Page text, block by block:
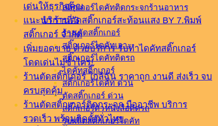
สติ๊กเกอร์ไดคัทติดกระจกร้านอาหาร
บริการที่ 3
ร้านตัดสติ๊กเกอร์
สติ๊กเกอร์ไดคัทเจาะ
สติ๊กเกอร์ไดคัทติดรถ
ไดคัทสติ๊กเกอร์
สติ๊กเกอร์ไดคัท ด่วน
ตัดสติ๊กเกอร์ ด่วน
สติ๊กเกอร์ตัวหนังสือติดรถ
รับผลิตสติ๊กเกอร์ไดคัท
เด่นให้ธุรกิจคุณ
แนะนำ ร้านตัดสติ๊กเกอร์สะท้อนแสง BY 7.พิมพ์
สติ๊กเกอร์ จำกัด
เพิ่มยอดขาย ด้วยบริการ รับทำไดคัทสติ๊กเกอร์
โดดเด่นไม่ซ้ำใคร!
ร้านตัดสติ๊กเกอร์ ใกล้ฉัน ราคาถูก งานดี ส่งเร็ว จบ
ครบสุดคุ้ม
ร้านตัดสติ๊กเกอร์ติดกระจก มืออาชีพ บริการ
รวดเร็ว พร้อมติดตั้งทั่วไทย